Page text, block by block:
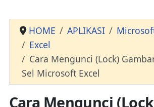
HOME APLIKASI
Excel
Cara Mengunci (Lock)
Sel Microsoft Excel
Cara Mengunci